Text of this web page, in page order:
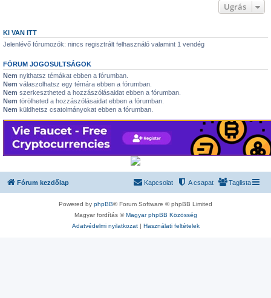
Ugrás
KI VAN ITT
Jelenlévő fórumozók: nincs regisztrált felhasználó valamint 1 vendég
FÓRUM JOGOSULTSÁGOK
Nem nyithatsz témákat ebben a fórumban.
Nem válaszolhatsz egy témára ebben a fórumban.
Nem szerkesztheted a hozzászólásaidat ebben a fórumban.
Nem törölheted a hozzászólásaidat ebben a fórumban.
Nem küldhetsz csatolmányokat ebben a fórumban.
Fórum kezdőlap Taglista
A csapat
Kapcsolat
Powered by phpBB® Forum Software © phpBB Limited
Magyar fordítás ©Magyar phpBB Közösség
Adatvédelmi nyilatkozat| Használati feltételek